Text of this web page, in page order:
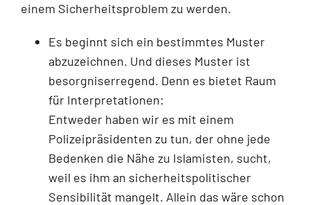
einem Sicherheitsproblem zu werden.
Es beginnt sich ein bestimmtes Muster
abzuzeichnen. Und dieses Muster ist
besorgniserregend. Denn es bietet Raum
für Interpretationen:
Entweder haben wir es mit einem
Polizeipräsidenten zu tun, der ohne jede
Bedenken die Nähe zu Islamisten, sucht,
weil es ihm an sicherheitspolitischer
Sensibilität mangelt. Allein das wäre schon